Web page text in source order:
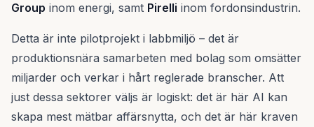
Group inom energi, samt Pirelli inom fordonsindustrin.
Detta är inte pilotprojekt i labbmiljö – det är
produktionsnära samarbeten med bolag som omsätter
miljarder och verkar i hårt reglerade branscher. Att
just dessa sektorer väljs är logiskt: det är här AI kan
skapa mest mätbar affärsnytta, och det är här kraven